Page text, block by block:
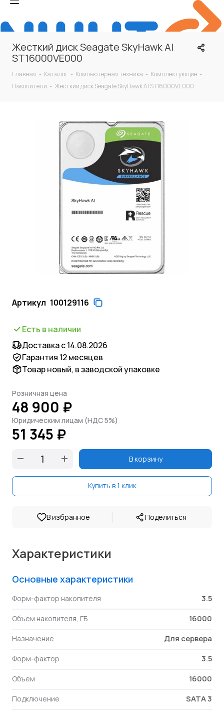
Жесткий диск Seagate SkyHawk AI
ST16000VE000
Главная - Каталог - Компьютерная техника - Комплектующие -
Накопители - Жесткий диск Seagate SkyHawk AI ST16000VE000
Артикул 100129116
Есть в наличии
Доставка с 14.08.2026
Гарантия 12 месяцев
Товар новый, в заводской упаковке
Розничная цена
48 900 ₽
Юридическим лицам (НДС 5%)
51 345 ₽
В корзину
Купить в 1 клик
В избранное | Поделиться
Характеристики
Основные характеристики
Форм-фактор накопителя 3.5
Объем накопителя, ГБ 16000
Назначение Для сервера
Форм-фактор 3.5
Объем 16000
Подключение SATA 3